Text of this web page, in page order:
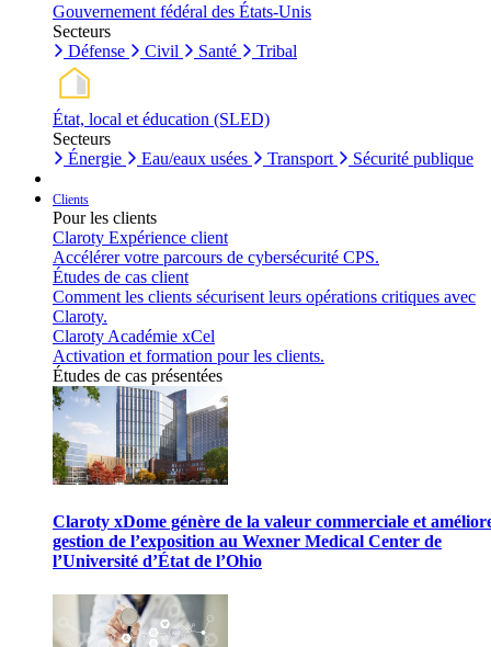
Gouvernement fédéral des États-Unis
Secteurs
Défense
Civil Santé Tribal
État, local et éducation (SLED)
Secteurs
Énergie
Eau/eaux usées Transport Sécurité publique
Clients
Pour les clients
Claroty Expérience client
Accélérer votre parcours de cybersécurité CPS.
Études de cas client
Comment les clients sécurisent leurs opérations critiques avec
Claroty.
Claroty Académie xCel
Activation et formation pour les clients.
Études de cas présentées
Claroty xDome génère de la valeur commerciale et
gestion de l’exposition au Wexner Medical Center de
l’Université d’État de l’Ohio